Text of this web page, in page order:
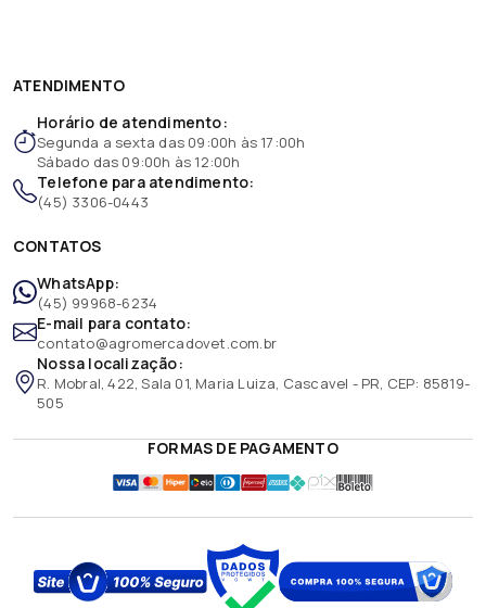
ATENDIMENTO
Horário de atendimento:
Segunda a sexta das 09:00h às 17:00h
Sábado das 09:00h às 12:00h
Telefone para atendimento:
(45) 3306-0443
CONTATOS
WhatsApp:
(45) 99968-6234
E-mail para contato:
contato@agromercadovet.com.br
Nossa localização:
R. Mobral, 422, Sala 01, Maria Luiza, Cascavel - PR, CEP: 85819-
505
FORMAS DE PAGAMENTO